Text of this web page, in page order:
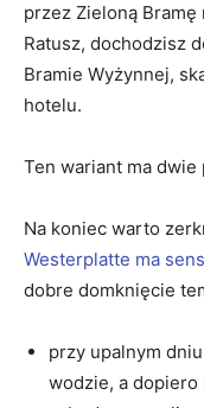
przez Zieloną Bramę
Ratusz, dochodzisz
Bramie Wyżynnej,
hotelu.
Ten wariant ma dwie
Na koniec warto
Westerplatte ma
dobre domknięcie
przy upalnym
wodzie, a